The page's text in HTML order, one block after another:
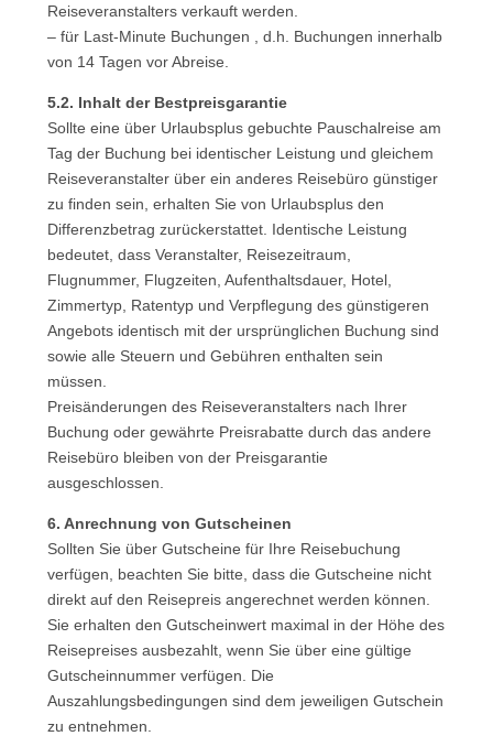
Reiseveranstalters verkauft werden.
– für Last-Minute Buchungen , d.h. Buchungen innerhalb
von 14 Tagen vor Abreise.
5.2. Inhalt der Bestpreisgarantie
Sollte eine über Urlaubsplus gebuchte Pauschalreise am
Tag der Buchung bei identischer Leistung und gleichem
Reiseveranstalter über ein anderes Reisebüro günstiger
zu finden sein, erhalten Sie von Urlaubsplus den
Differenzbetrag zurückerstattet. Identische Leistung
bedeutet, dass Veranstalter, Reisezeitraum,
Flugnummer, Flugzeiten, Aufenthaltsdauer, Hotel,
Zimmertyp, Ratentyp und Verpflegung des günstigeren
Angebots identisch mit der ursprünglichen Buchung sind
sowie alle Steuern und Gebühren enthalten sein
müssen.
Preisänderungen des Reiseveranstalters nach Ihrer
Buchung oder gewährte Preisrabatte durch das andere
Reisebüro bleiben von der Preisgarantie
ausgeschlossen.
6. Anrechnung von Gutscheinen
Sollten Sie über Gutscheine für Ihre Reisebuchung
verfügen, beachten Sie bitte, dass die Gutscheine nicht
direkt auf den Reisepreis angerechnet werden können.
Sie erhalten den Gutscheinwert maximal in der Höhe des
Reisepreises ausbezahlt, wenn Sie über eine gültige
Gutscheinnummer verfügen. Die
Auszahlungsbedingungen sind dem jeweiligen Gutschein
zu entnehmen.